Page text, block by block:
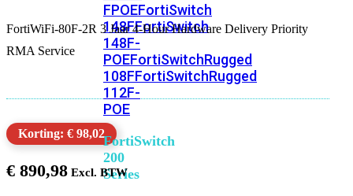
FPOEFortiSwitch
148FFortiSwitch
148F-
POEFortiSwitchRugged
108FFortiSwitchRugged
112F-
POE
FortiSwitch
200
Series
FortiWiFi-80F-2R 3 Jaar 4-Hour Hardware Delivery Priority
RMA Service
Korting: € 98,02
€ 890,98